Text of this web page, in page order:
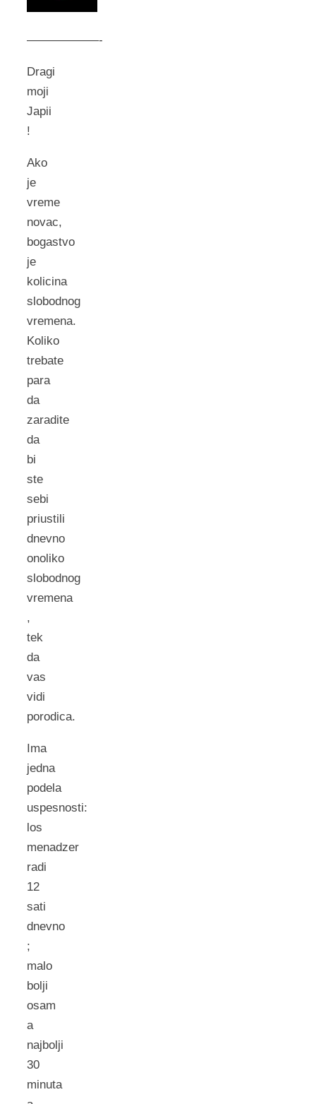
——————-
Dragi
moji
Japii
!
Ako
je
vreme
novac,
bogastvo
je
kolicina
slobodnog
vremena.
Koliko
trebate
para
da
zaradite
da
bi
ste
sebi
priustili
dnevno
onoliko
slobodnog
vremena
,
tek
da
vas
vidi
porodica.
Ima
jedna
podela
uspesnosti:
los
menadzer
radi
12
sati
dnevno
;
malo
bolji
osam
a
najbolji
30
minuta